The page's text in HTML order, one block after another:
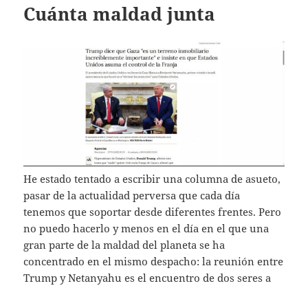
Cuánta maldad junta
He estado tentado a escribir una columna de asueto,
pasar de la actualidad perversa que cada día
tenemos que soportar desde diferentes frentes. Pero
no puedo hacerlo y menos en el día en el que una
gran parte de la maldad del planeta se ha
concentrado en el mismo despacho: la reunión entre
Trump y Netanyahu es el encuentro de dos seres a